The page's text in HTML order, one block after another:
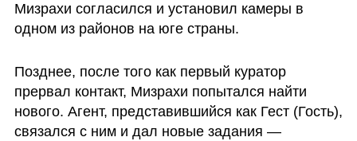
Мизрахи согласился и установил камеры в
одном из районов на юге страны.
Позднее, после того как первый куратор
прервал контакт, Мизрахи попытался найти
нового. Агент, представившийся как Гест (Гость),
связался с ним и дал новые задания —